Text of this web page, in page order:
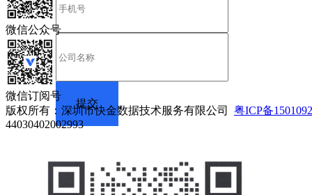
微信公众号
微信订阅号
版权所有：深圳市快金数据技术服务有限公司 粤ICP备
44030402002993